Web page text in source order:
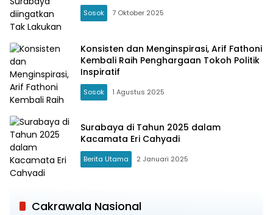
Sosok 7 Oktober 2025
Konsisten dan Menginspirasi, Arif Fathoni
Kembali Raih Penghargaan Tokoh Politik
Inspiratif
Sosok 1 Agustus 2025
Surabaya di Tahun 2025 dalam
Kacamata Eri Cahyadi
Berita Utama 2 Januari 2025
Cakrawala Nasional